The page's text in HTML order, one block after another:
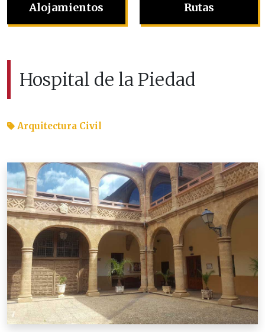
Alojamientos Rutas
Hospital de la Piedad
Arquitectura Civil